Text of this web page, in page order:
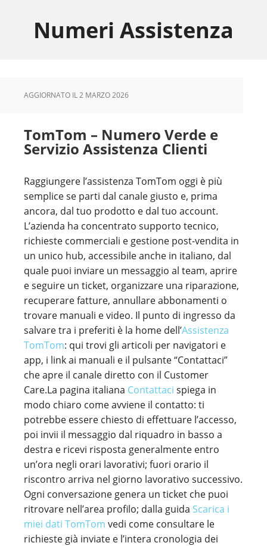
primaryNumeri Assistenza
AGGIORNATO IL2 MARZO 2026
TomTom – Numero Verde e
Servizio Assistenza Clienti
Raggiungere l’assistenza TomTom oggi è più
semplice se parti dal canale giusto e, prima
ancora, dal tuo prodotto e dal tuo account.
L’azienda ha concentrato supporto tecnico,
richieste commerciali e gestione post-vendita in
un unico hub, accessibile anche in italiano, dal
quale puoi inviare un messaggio al team, aprire
e seguire un ticket, organizzare una riparazione,
recuperare fatture, annullare abbonamenti o
trovare manuali e video. Il punto di ingresso da
salvare tra i preferiti è la home dell’Assistenza
TomTom: qui trovi gli articoli per navigatori e
app, i link ai manuali e il pulsante “Contattaci”
che apre il canale diretto con il Customer
Care.La pagina italiana Contattaci spiega in
modo chiaro come avviene il contatto: ti
potrebbe essere chiesto di effettuare l’accesso,
poi invii il messaggio dal riquadro in basso a
destra e ricevi risposta generalmente entro
un’ora negli orari lavorativi; fuori orario il
riscontro arriva nel giorno lavorativo successivo.
Ogni conversazione genera un ticket che puoi
ritrovare nell’area profilo; dalla guida Scarica i
miei dati TomTom vedi come consultare le
richieste già inviate e l’intera cronologia dei